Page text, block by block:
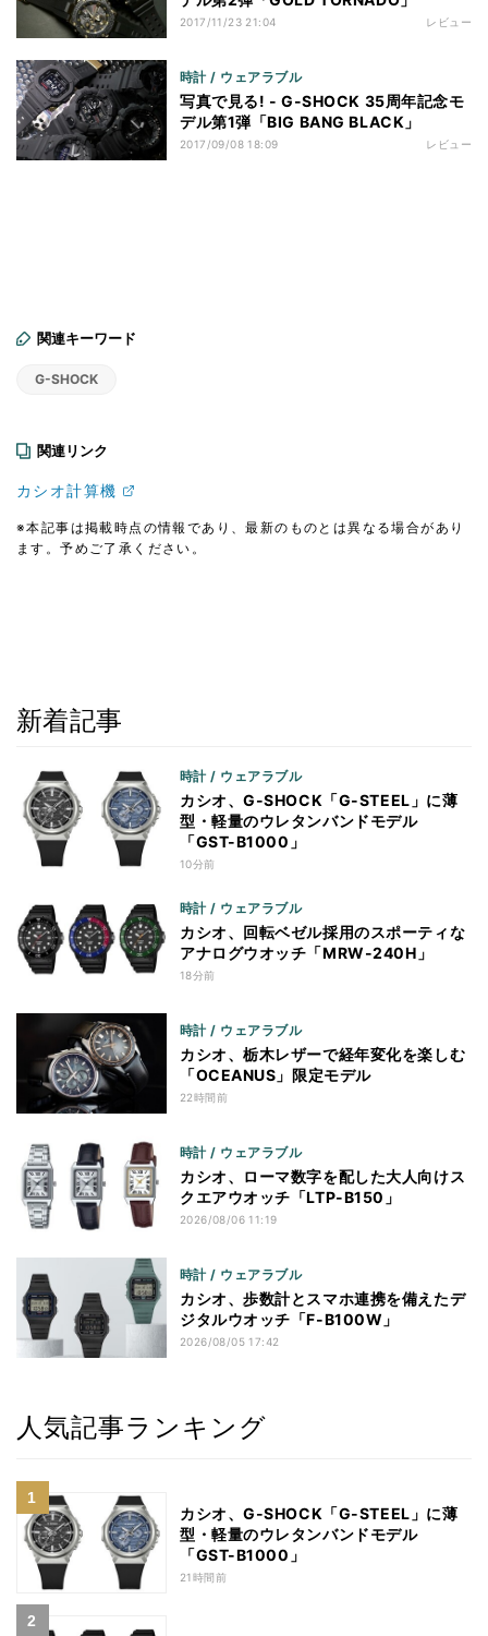
2017/11/23 21:04 レビュー
時計 / ウェアラブル
写真で見る! - G-SHOCK 35周年記念モ
デル第1弾「BIG BANG BLACK」
2017/09/08 18:09 レビュー
関連キーワード
G-SHOCK
関連リンク
カシオ計算機
※本記事は掲載時点の情報であり、最新のものとは異なる場合があり
ます。予めご了承ください。
新着記事
時計 / ウェアラブル
カシオ、G-SHOCK「G-STEEL」に薄
型・軽量のウレタンバンドモデル
「GST-B1000」
10分前
時計 / ウェアラブル
カシオ、回転ベゼル採用のスポーティな
アナログウオッチ「MRW-240H」
18分前
時計 / ウェアラブル
カシオ、栃木レザーで経年変化を楽しむ
「OCEANUS」限定モデル
22時間前
時計 / ウェアラブル
カシオ、ローマ数字を配した大人向けス
クエアウオッチ「LTP-B150」
2026/08/06 11:19
時計 / ウェアラブル
カシオ、歩数計とスマホ連携を備えたデ
ジタルウオッチ「F-B100W」
2026/08/05 17:42
人気記事ランキング
カシオ、G-SHOCK「G-STEEL」に薄
型・軽量のウレタンバンドモデル
「GST-B1000」
21時間前